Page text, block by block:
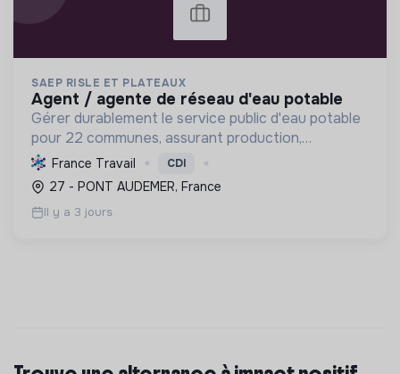
SAEP RISLE ET PLATEAUX
agent / agente de réseau d'eau potable
Gérer durablement le service public d'eau potable
pour 22 communes, assurant production,
distribution, qualité, entretien des réseaux et
relation clientèle pour une eau saine et
responsable.
France Travail CDI
27 - PONT AUDEMER, France
Il y a 3 jours